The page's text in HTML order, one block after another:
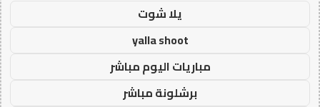
يلا شوت
yalla shoot
مباريات اليوم مباشر
برشلونة مباشر